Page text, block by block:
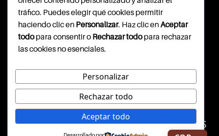
CONTACTO
Cl. 79b #7-59, segundo piso
(+57) 601 - 390 - 2344
WEBSITE DISEÑADO Y
CONSTRUIDO POR INARGI SAS
tráfico. Puedes elegir qué cookies permitir
haciendo clic en Personalizar. Haz clic enAceptar
todopara consentir o Rechazar todopara rechazar
las cookies no esenciales.
Personalizar
Rechazar todo
Aceptar todo